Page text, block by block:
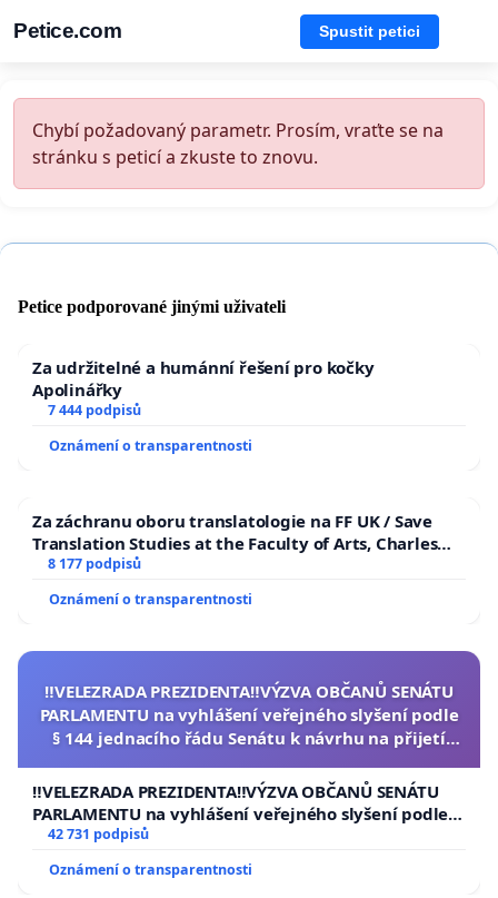
Petice.com Spustit petici
Chybí požadovaný parametr. Prosím, vraťte se na
stránku s peticí a zkuste to znovu.
Petice podporované jinými uživateli
Za udržitelné a humánní řešení pro kočky
Apolinářky
7 444 podpisů
Oznámení o transparentnosti
Za záchranu oboru translatologie na FF UK / Save
Translation Studies at the Faculty of Arts, Charles
University
8 177 podpisů
Oznámení o transparentnosti
‼️VELEZRADA PREZIDENTA‼️VÝZVA OBČANŮ SENÁTU
PARLAMENTU na vyhlášení veřejného slyšení podle
§ 144 jednacího řádu Senátu k návrhu na přijetí
republiky
‼️VELEZRADA PREZIDENTA‼️VÝZVA OBČANŮ SENÁTU
PARLAMENTU na vyhlášení veřejného slyšení podle §
144 jednacího řádu Senátu k návrhu na přijetí
usnesení k podání ústavní žaloby na prezidenta
republiky
42 731 podpisů
Oznámení o transparentnosti